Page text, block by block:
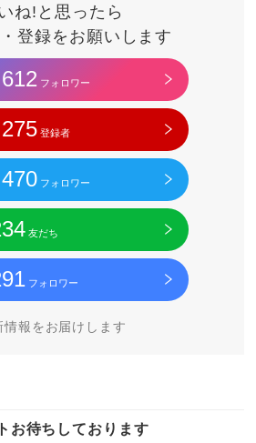
ね!と思ったら
登録をお願いします
フォロワー
登録者
フォロワー
友だち
フォロワー
情報をお届けします
お待ちしております